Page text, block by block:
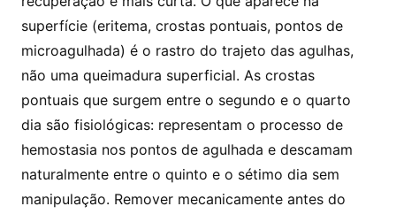
superfície (eritema, crostas pontuais, pontos de
microagulhada) é o rastro do trajeto das agulhas,
não uma queimadura superficial. As crostas
pontuais que surgem entre o segundo e o quarto
dia são fisiológicas: representam o processo de
hemostasia nos pontos de agulhada e descamam
naturalmente entre o quinto e o sétimo dia sem
manipulação. Remover mecanicamente antes do